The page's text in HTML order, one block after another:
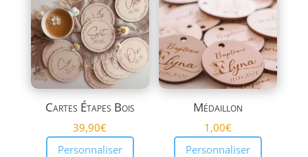
Cartes Étapes Bois
39,90€
Personnaliser
Médaillon
1,00€
Personnaliser